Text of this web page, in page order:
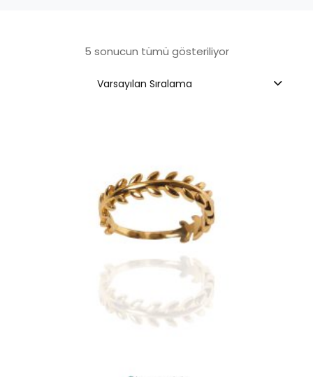
5 sonucun tümü gösteriliyor
Varsayılan Sıralama